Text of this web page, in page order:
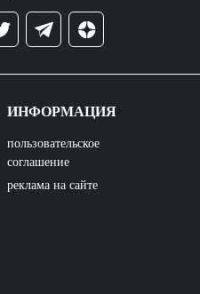
ИНФОРМАЦИЯ
пользовательское
соглашение
реклама на сайте